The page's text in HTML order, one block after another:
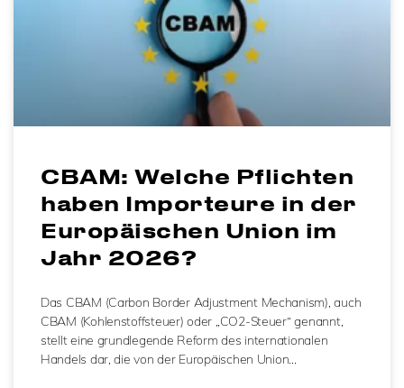
CBAM: Welche Pflichten
haben Importeure in der
Europäischen Union im
Jahr 2026?
Das CBAM (Carbon Border Adjustment Mechanism), auch
CBAM (Kohlenstoffsteuer) oder „CO2-Steuer“ genannt,
stellt eine grundlegende Reform des internationalen
Handels dar, die von der Europäischen Union…